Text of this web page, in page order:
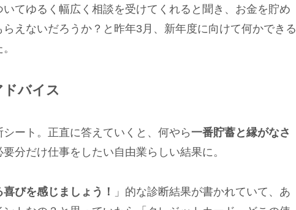
いてゆるく幅広く相談を受けてくれると聞き、お金を貯め
えないだろうか？と昨年3月、新年度に向けて何かできる
バイス
ート。正直に答えていくと、何やら一番貯蓄と縁がなさ
分だけ仕事をしたい自由業らしい結果に。
喜びを感じましょう！
」的な診断結果が書かれていて、あ